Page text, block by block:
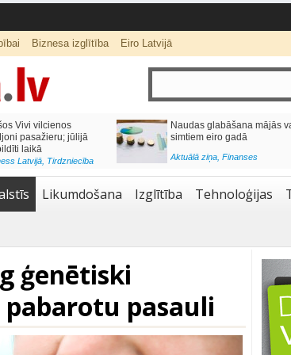
Biznesa izglītība Eiro Latvijā
Katrs desmitais mājokļa kredīta
pieteikums tiek noraidīts negatīvas
kredītvēstures dēļ
Aktuālā ziņa
Likumdošana Izglītība Tehnoloģijas
ģenētiski
pasauli